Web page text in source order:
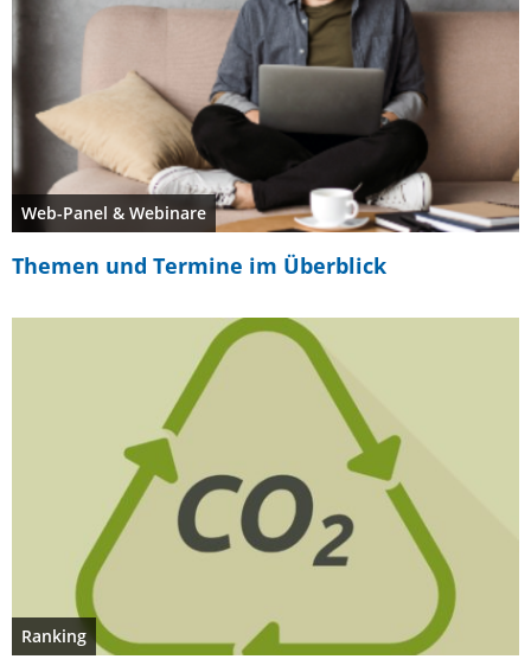
Web-Panel & Webinare
Themen und Termine im Überblick
Ranking